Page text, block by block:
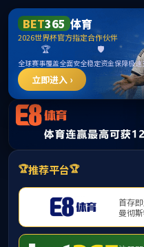
中国·必威(bw·西
提示：访问地址无效，92/4a/